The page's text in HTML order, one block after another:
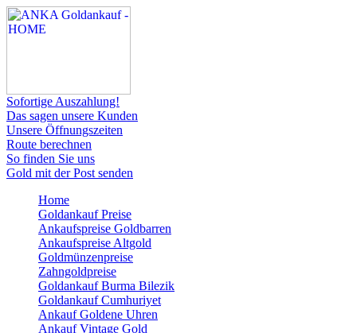
Sofortige Auszahlung!
Das sagen unsere Kunden
Unsere Öffnungszeiten
Route berechnen
So finden Sie uns
Gold mit der Post senden
Home
Goldankauf Preise
Ankaufspreise Goldbarren
Ankaufspreise Altgold
Goldmünzenpreise
Zahngoldpreise
Goldankauf Burma Bilezik
Goldankauf Cumhuriyet
Ankauf Goldene Uhren
Ankauf Vintage Gold